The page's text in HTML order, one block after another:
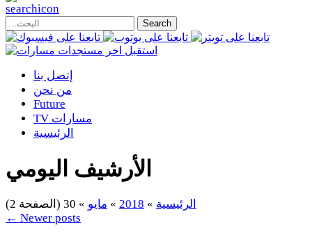
إتصل بنا
من نحن
Future
TV مسارات
الرئيسية
الأرشيف اليومي
الرئيسية »
2018
» مايو »
30 (الصفحة 2)
← Newer posts